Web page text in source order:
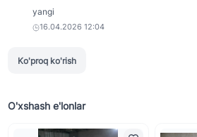
yangi
16.04.2026 12:04
Ko'proq ko'rish
O'xshash e'lonlar